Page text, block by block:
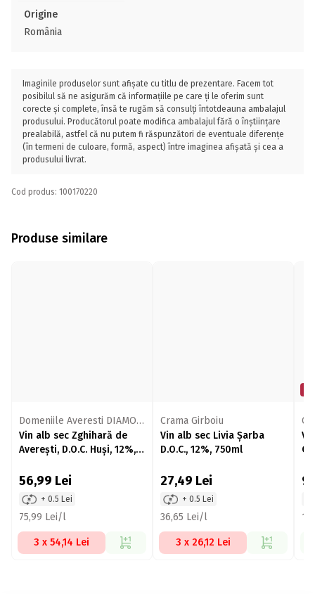
Origine
România
Imaginile produselor sunt afișate cu titlu de prezentare. Facem tot
posibilul să ne asigurăm că informațiile pe care ți le oferim sunt
corecte și complete, însă te rugăm să consulți întotdeauna ambalajul
produsului. Producătorul poate modifica ambalajul fără o înștiințare
prealabilă, astfel că nu putem fi răspunzători de eventuale diferențe
(în termeni de culoare, formă, aspect) între imaginea afișată și cea a
produsului livrat.
Cod produs: 100170220
Produse similare
Domeniile Averesti DIAMOND
Vin alb sec Zghihară de
Averești, D.O.C. Huși, 12%,
56,99 Lei
+ 0.5 Lei
75,99 Lei/l
3 x 54,14 Lei
Crama Girboiu
Vin alb sec Livia Șarba
D.O.C., 12%, 750ml
27,49 Lei
+ 0.5 Lei
36,65 Lei/l
3 x 26,12 Lei